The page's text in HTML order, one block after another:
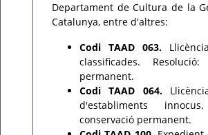
Departament de Cultura de la
Catalunya, entre d'altres:
Codi TAAD 063.
classificades. Resolució:
permanent.
Codi TAAD 064.
d'establiments
conservació permanent.